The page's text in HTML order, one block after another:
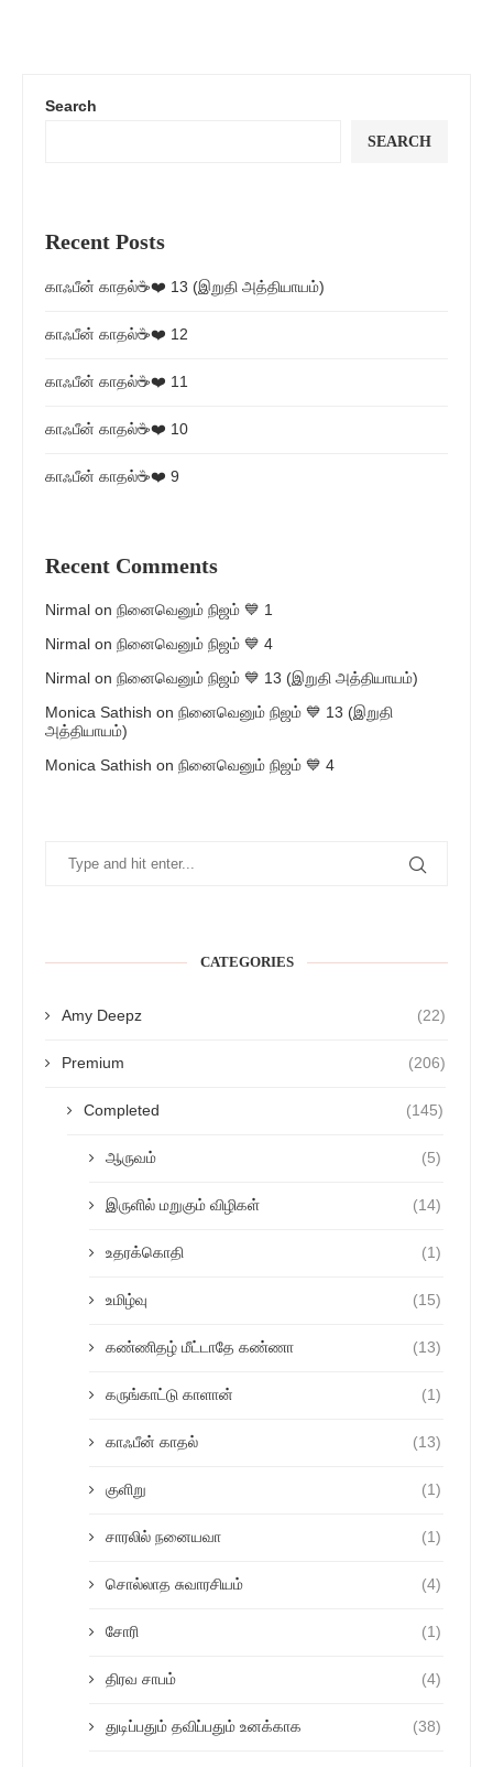
Search
SEARCH
Recent Posts
காஃபீன் காதல்☕❤️ 13 (இறுதி அத்தியாயம்)
காஃபீன் காதல்☕❤️ 12
காஃபீன் காதல்☕❤️ 11
காஃபீன் காதல்☕❤️ 10
காஃபீன் காதல்☕❤️ 9
Recent Comments
Nirmal on நினைவெனும் நிஜம் 💙 1
Nirmal on நினைவெனும் நிஜம் 💙 4
Nirmal on நினைவெனும் நிஜம் 💙 13 (இறுதி அத்தியாயம்)
Monica Sathish on நினைவெனும் நிஜம் 💙 13 (இறுதி
அத்தியாயம்)
Monica Sathish on நினைவெனும் நிஜம் 💙 4
CATEGORIES
Amy Deepz (22)
Premium (206)
Completed (145)
ஆருவம் (5)
இருளில் மறுகும் விழிகள் (14)
உதரக்கொதி (1)
உமிழ்வு (15)
கண்ணிதழ் மீட்டாதே கண்ணா (13)
கருங்காட்டு காளான் (1)
காஃபீன் காதல் (13)
குளிறு (1)
சாரலில் நனையவா (1)
சொல்லாத சுவாரசியம் (4)
சோரி (1)
திரவ சாபம் (4)
துடிப்பதும் தவிப்பதும் உனக்காக (38)